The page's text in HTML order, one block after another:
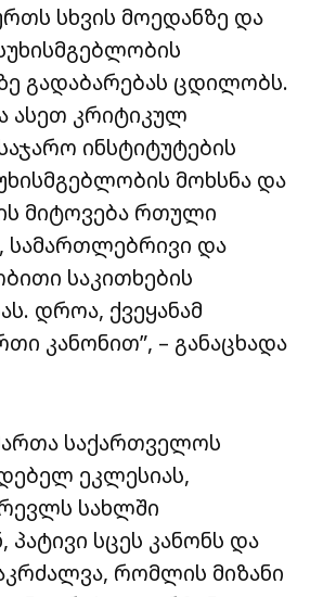
სხვის მოედანზე და
გადაბარებას ცდილობს.
ასეთ კრიტიკულ
ინსტიტუტების
მოხსნა და
მიტოვება რთული
სამართლებრივი და
საკითხების
დროა, ქვეყანამ
კანონით”, – განაცხადა
საქართველოს
ეკლესიას,
სახლში
პატივი სცეს კანონს და
რომლის მიზანი